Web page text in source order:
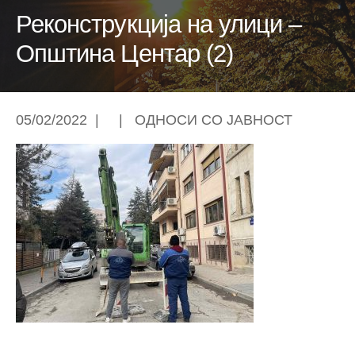
Реконструкција на улици –
Општина Центар (2)
05/02/2022 ОДНОСИ СО ЈАВНОСТ